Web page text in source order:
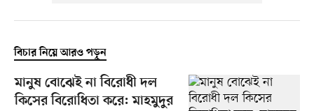
বিচার নিয়ে আরও পড়ুন
মানুষ বোঝেই না বিরোধী দল
কিসের বিরোধিতা করে: মাহমুদুর